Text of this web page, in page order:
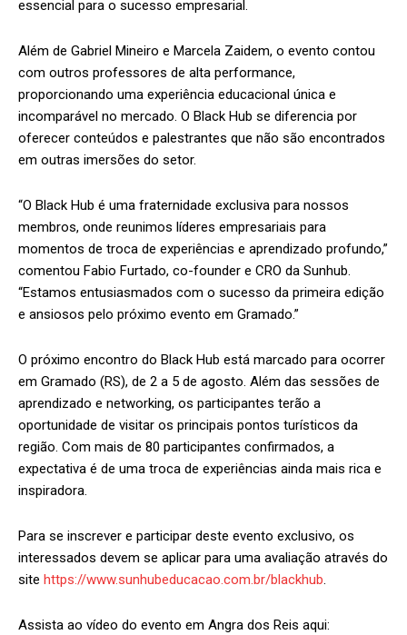
essencial para o sucesso empresarial.
Além de Gabriel Mineiro e Marcela Zaidem, o evento contou
com outros professores de alta performance,
proporcionando uma experiência educacional única e
incomparável no mercado. O Black Hub se diferencia por
oferecer conteúdos e palestrantes que não são encontrados
em outras imersões do setor.
“O Black Hub é uma fraternidade exclusiva para nossos
membros, onde reunimos líderes empresariais para
momentos de troca de experiências e aprendizado profundo,”
comentou Fabio Furtado, co-founder e CRO da Sunhub.
“Estamos entusiasmados com o sucesso da primeira edição
e ansiosos pelo próximo evento em Gramado.”
O próximo encontro do Black Hub está marcado para ocorrer
em Gramado (RS), de 2 a 5 de agosto. Além das sessões de
aprendizado e networking, os participantes terão a
oportunidade de visitar os principais pontos turísticos da
região. Com mais de 80 participantes confirmados, a
expectativa é de uma troca de experiências ainda mais rica e
inspiradora.
Para se inscrever e participar deste evento exclusivo, os
interessados devem se aplicar para uma avaliação através do
site https://www.sunhubeducacao.com.br/blackhub.
Assista ao vídeo do evento em Angra dos Reis aqui: